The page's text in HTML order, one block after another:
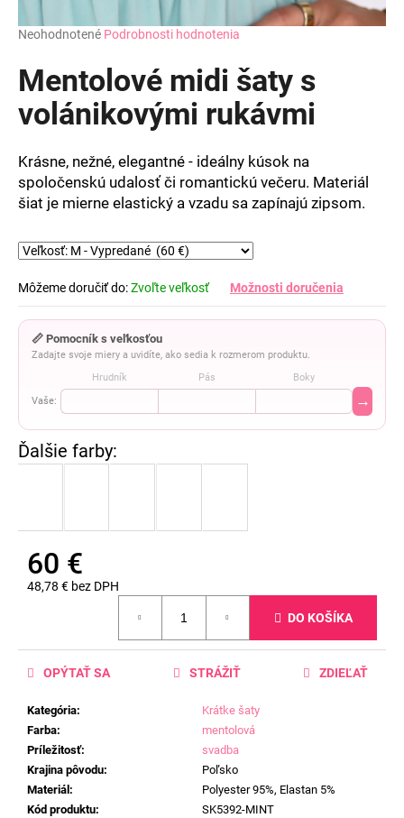
Priemerné
produktu
je
z
hviezdičiek.
Neohodnotené Podrobnosti hodnotenia
Mentolové midi šaty s
volánikovými rukávmi
Krásne, nežné, elegantné - ideálny kúsok na
spoločenskú udalosť či romantickú večeru. Materiál
šiat je mierne elastický a vzadu sa zapínajú zipsom.
Môžeme doručiť do:Zvoľte veľkosť Možnosti doručenia
📏 Pomocník s veľkosťou
Zadajte svoje miery a uvidíte, ako sedia k rozmerom produktu.
Hrudník
Pás Boky
Vaše: →
60 €
48,78 € bez DPH
DO KOŠÍKA
Kategória:
Krátke šaty
Farba:
mentolová
Príležitosť:
svadba
Krajina pôvodu:
Poľsko
Materiál :
Polyester 95%, Elastan 5%
Kód produktu: SK5392-MINT
OPÝTAŤ SA STRÁŽIŤ ZDIEĽAŤ